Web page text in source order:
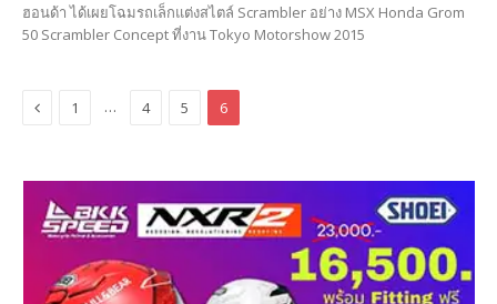
ฮอนด้า ได้เผยโฉมรถเล็กแต่งสไตล์ Scrambler อย่าง MSX Honda Grom
50 Scrambler Concept ที่งาน Tokyo Motorshow 2015
Previous
1 … 4 5 6